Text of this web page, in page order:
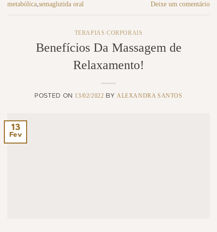
metabólica,semaglutida oral Deixe um comentário
TERAPIAS CORPORAIS
Benefícios Da Massagem de
Relaxamento!
POSTED ON 13/02/2022 BY ALEXANDRA SANTOS
13
Fev